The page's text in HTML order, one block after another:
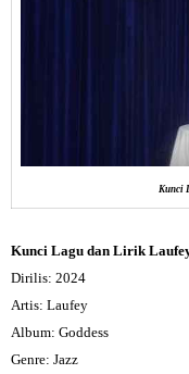
Kunci
Kunci Lagu dan Lirik
Dirilis: 2024
Artis: Laufey
Album: Goddess
Genre: Jazz